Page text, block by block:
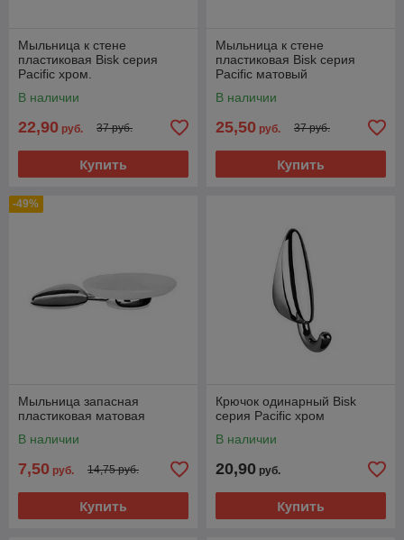
Мыльница к стене
пластиковая Bisk серия
Pacific хром.
В наличии
22,90 руб. 37 руб.
Купить
Мыльница к стене
пластиковая Bisk серия
Pacific матовый
В наличии
25,50 руб. 37 руб.
Купить
-49%
Мыльница запасная
пластиковая матовая
В наличии
7,50 руб. 14,75 руб.
Купить
Крючок одинарный Bisk
серия Pacific хром
В наличии
20,90 руб.
Купить